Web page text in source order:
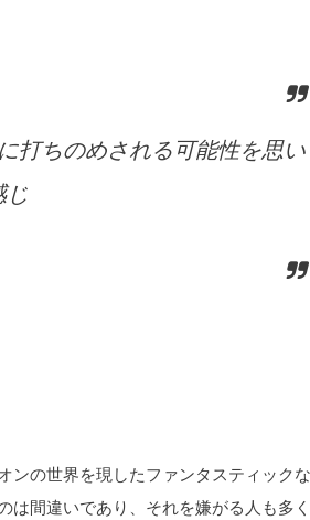
打ちのめされる可能性を思い
ンの世界を現したファンタスティック
は間違いであり、それを嫌がる人も多